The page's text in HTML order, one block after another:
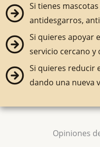
Si tienes
antidesgarros,
Si quieres apoyar
servicio cercano y
Si quieres reducir
dando una nueva
Opiniones